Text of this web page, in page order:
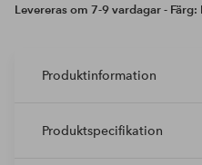
Levereras om 7-9 vardagar -
Produktinformation
Produktspecifikation